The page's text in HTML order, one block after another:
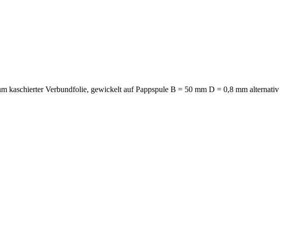
kaschierter Verbundfolie, gewickelt auf Pappspule B = 50 mm D = 0,8 mm alternativ